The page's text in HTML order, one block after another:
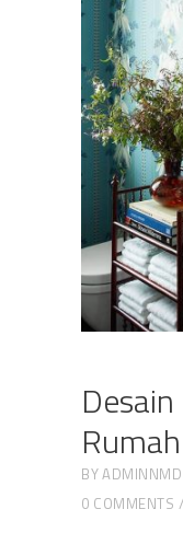
Rumah
BYADMINNMD
0 COMMENTS